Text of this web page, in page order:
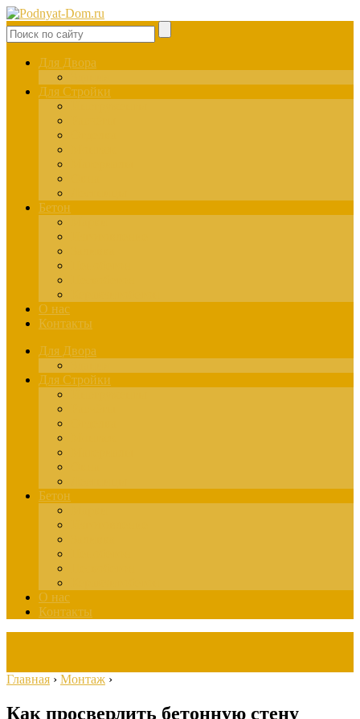
Для Двора
Для Стройки
Бетон
О нас
Контакты
Для Двора
Для Стройки
Бетон
О нас
Контакты
Главная › Монтаж ›
Как просверлить бетонную стену